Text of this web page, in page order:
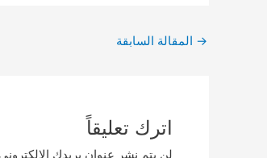
Post
→ المقالة السابقة
اترك تعليقاً
لن يتم نشر عنوان بريدك